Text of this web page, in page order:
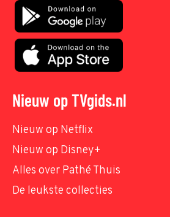
Nieuw op TVgids.nl
Nieuw op Netflix
Nieuw op Disney+
Alles over Pathé Thuis
De leukste collecties